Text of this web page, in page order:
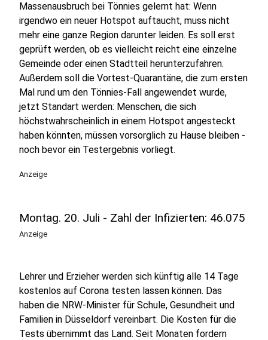
Massenausbruch bei Tönnies gelernt hat: Wenn
irgendwo ein neuer Hotspot auftaucht, muss nicht
mehr eine ganze Region darunter leiden. Es soll erst
geprüft werden, ob es vielleicht reicht eine einzelne
Gemeinde oder einen Stadtteil herunterzufahren.
Außerdem soll die Vortest-Quarantäne, die zum ersten
Mal rund um den Tönnies-Fall angewendet wurde,
jetzt Standart werden: Menschen, die sich
höchstwahrscheinlich in einem Hotspot angesteckt
haben könnten, müssen vorsorglich zu Hause bleiben -
noch bevor ein Testergebnis vorliegt.
Anzeige
Montag. 20. Juli - Zahl der Infizierten: 46.075
Anzeige
Lehrer und Erzieher werden sich künftig alle 14 Tage
kostenlos auf Corona testen lassen können. Das
haben die NRW-Minister für Schule, Gesundheit und
Familien in Düsseldorf vereinbart. Die Kosten für die
Tests übernimmt das Land. Seit Monaten fordern